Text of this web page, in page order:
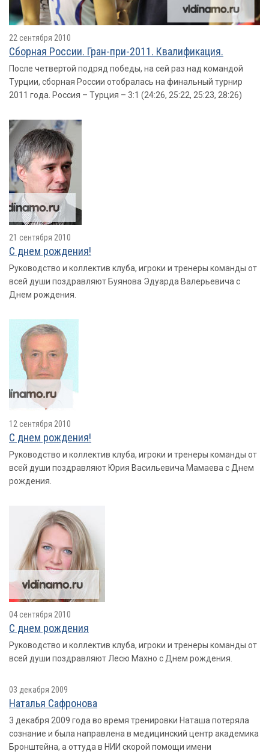
22 сентября 2010
Сборная России. Гран-при-2011. Квалификация.
После четвертой подряд победы, на сей раз над командой
Турции, сборная России отобралась на финальный турнир
2011 года. Россия – Турция – 3:1 (24:26, 25:22, 25:23, 28:26)
21 сентября 2010
С днем рождения!
Руководство и коллектив клуба, игроки и тренеры команды от
всей души поздравляют Буянова Эдуарда Валерьевича с
Днем рождения.
12 сентября 2010
С днем рождения!
Руководство и коллектив клуба, игроки и тренеры команды от
всей души поздравляют Юрия Васильевича Мамаева с Днем
рождения.
04 сентября 2010
С днем рождения
Руководство и коллектив клуба, игроки и тренеры команды от
всей души поздравляют Лесю Махно с Днем рождения.
03 декабря 2009
Наталья Сафронова
3 декабря 2009 года во время тренировки Наташа потеряла
сознание и была направлена в медицинский центр академика
Бронштейна, а оттуда в НИИ скорой помощи имени